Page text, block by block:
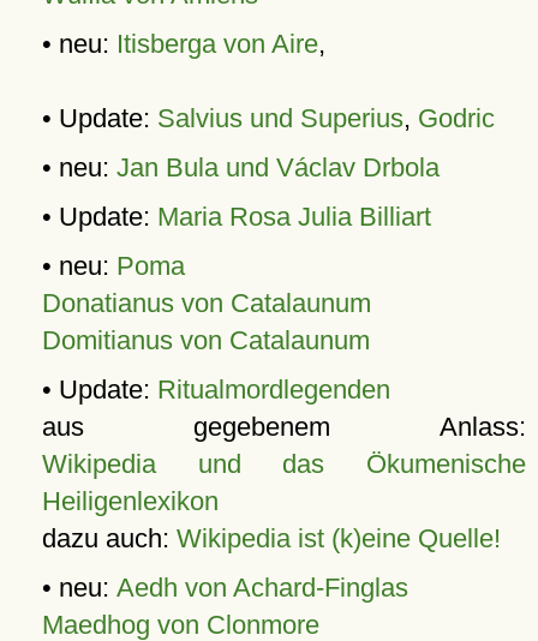
• neu: Itisberga von Aire,
• Update: Salvius und Superius, Godric
• neu: Jan Bula und Václav Drbola
• Update: Maria Rosa Julia Billiart
• neu: Poma
Donatianus von Catalaunum
Domitianus von Catalaunum
• Update: Ritualmordlegenden
aus gegebenem Anlass:
Wikipedia und das Ökumenische
Heiligenlexikon
dazu auch: Wikipedia ist (k)eine Quelle!
• neu: Aedh von Achard-Finglas
Maedhog von Clonmore